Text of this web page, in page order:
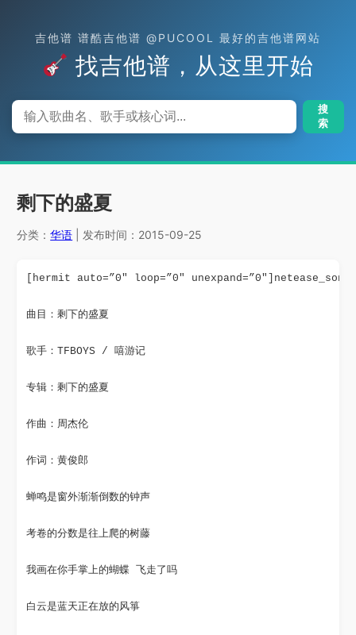
吉他谱 谱酷吉他谱 @PUCOOL 最好的吉他谱网站
找吉他谱，从这里开始
搜
索
剩下的盛夏
分类：华语 | 发布时间：2015-09-25
[hermit auto=”0″ loop=”0″
曲目：剩下的盛夏
歌手：TFBOYS / 嘻游记
专辑：剩下的盛夏
作曲：周杰伦
作词：黄俊郎
蝉鸣是窗外渐渐倒数的钟声
考卷的分数是往上爬的树藤
我画在你手掌上的蝴蝶 飞走了吗
白云是蓝天正在放的风箏